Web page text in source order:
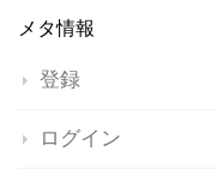
メタ情報
登録
ログイン